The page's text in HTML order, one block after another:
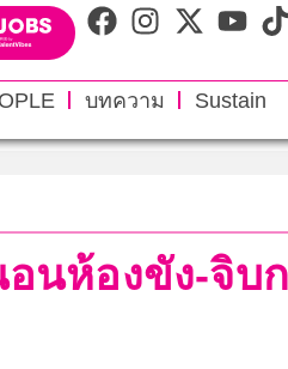
บทความ Sustain
นห้องขัง-จิบ